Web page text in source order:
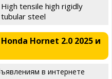
High tensile high rigidly
tubular steel
Hornet 2.0 2025 и
в интернете